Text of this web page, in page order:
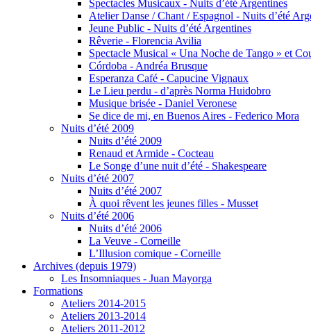
Spectacles Musicaux - Nuits d’été Argentines
Atelier Danse / Chant / Espagnol - Nuits d’été
Jeune Public - Nuits d’été Argentines
Rêverie - Florencia Avilia
Spectacle Musical « Una Noche de Tango » et
Córdoba - Andréa Brusque
Esperanza Café - Capucine Vignaux
Le Lieu perdu - d’après Norma Huidobro
Musique brisée - Daniel Veronese
Se dice de mi, en Buenos Aires - Federico Mora
Nuits d’été 2009
Nuits d’été 2009
Renaud et Armide - Cocteau
Le Songe d’une nuit d’été - Shakespeare
Nuits d’été 2007
Nuits d’été 2007
À quoi rêvent les jeunes filles - Musset
Nuits d’été 2006
Nuits d’été 2006
La Veuve - Corneille
L’Illusion comique - Corneille
Archives (depuis 1979)
Les Insomniaques - Juan Mayorga
Formations
Ateliers 2014-2015
Ateliers 2013-2014
Ateliers 2011-2012